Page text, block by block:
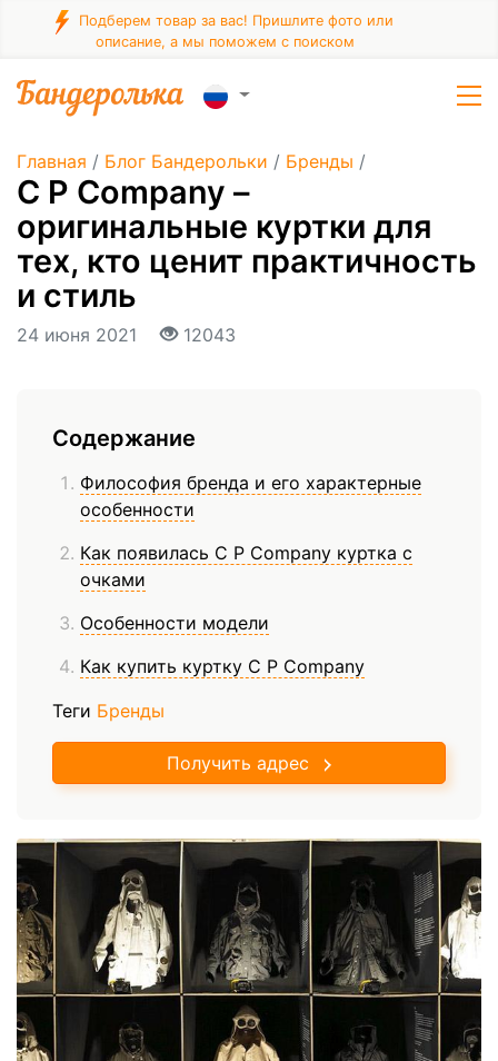
Подберем товар за вас! Пришлите фото или
описание, а мы поможем с поиском
Главная / Блог Бандерольки / Бренды /
C P Company –
оригинальные куртки для
тех, кто ценит практичность
и стиль
24 июня 2021 12043
Содержание
Философия бренда и его характерные
особенности
Как появилась C P Company куртка с
очками
Особенности модели
Как купить куртку C P Company
Теги Бренды
Получить адрес